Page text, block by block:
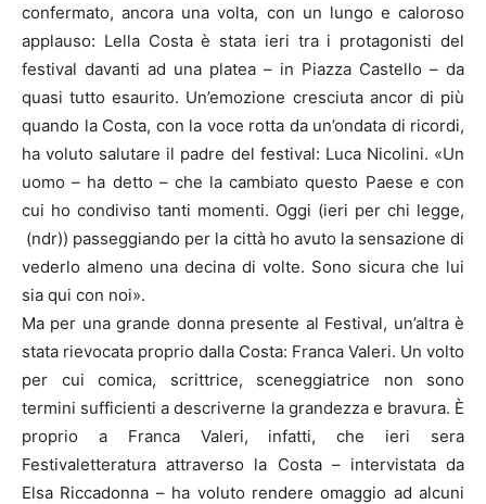
confermato, ancora una volta, con un lungo e caloroso
applauso: Lella Costa è stata ieri tra i protagonisti del
festival davanti ad una platea – in Piazza Castello – da
quasi tutto esaurito. Un’emozione cresciuta ancor di più
quando la Costa, con la voce rotta da un’ondata di ricordi,
ha voluto salutare il padre del festival: Luca Nicolini. «Un
uomo – ha detto – che la cambiato questo Paese e con
cui ho condiviso tanti momenti. Oggi (ieri per chi legge,
(ndr)) passeggiando per la città ho avuto la sensazione di
vederlo almeno una decina di volte. Sono sicura che lui
sia qui con noi».
Ma per una grande donna presente al Festival, un’altra è
stata rievocata proprio dalla Costa: Franca Valeri. Un volto
per cui comica, scrittrice, sceneggiatrice non sono
termini sufficienti a descriverne la grandezza e bravura. È
proprio a Franca Valeri, infatti, che ieri sera
Festivaletteratura attraverso la Costa – intervistata da
Elsa Riccadonna – ha voluto rendere omaggio ad alcuni